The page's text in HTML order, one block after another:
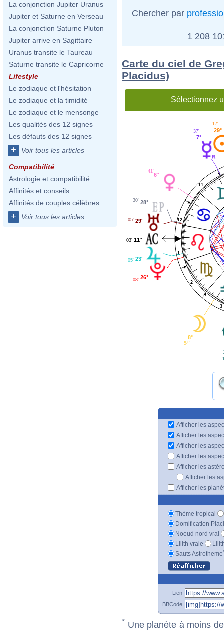
La conjonction Jupiter Uranus
Jupiter et Saturne en Verseau
La conjonction Saturne Pluton
Jupiter arrive en Sagittaire
Uranus transite le Taureau
Saturne transite le Capricorne
Lifestyle
Le zodiaque et l'hésitation
Le zodiaque et la timidité
Le zodiaque et le mensonge
Les qualités des 12 signes
Les défauts des 12 signes
+ Voir tous les articles
Compatibilité
Astrologie et compatibilité
Affinités et conseils
Affinités de couples célèbres
+ Voir tous les articles
Chercher par
1 208
Carte du ciel de
Placidus)
Sélectionnez
1
2
3
11
12
29°
17'
7°
37'
6°
41'
28°
30'
29°
05'
11°
03'
23°
05'
26°
08'
8°
54'
Afficher les
Afficher les
Afficher les
Afficher les
Afficher les
Afficher les
Afficher les
Thème tropical
Domification
Noeud nord vrai
Lilith vraie
Sauts Astrotheme
Lien
BBCode
* Une planète à moins